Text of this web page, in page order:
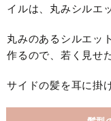
イルは、丸みシルエ
丸みのあるシルエッ
作るので、若く見せ
サイドの髪を耳に掛